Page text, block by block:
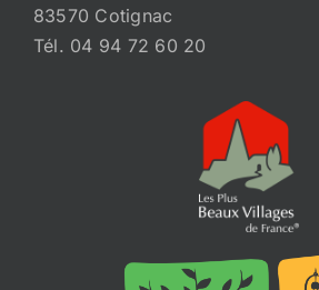
83570 Cotignac
Tél. 04 94 72 60 20